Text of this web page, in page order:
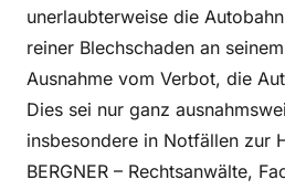
unerlaubterweise die
reiner Blechschaden an
Ausnahme vom Verbot, die
Dies sei nur ganz
insbesondere in Notfällen zur
BERGNER – Rechtsanwälte,